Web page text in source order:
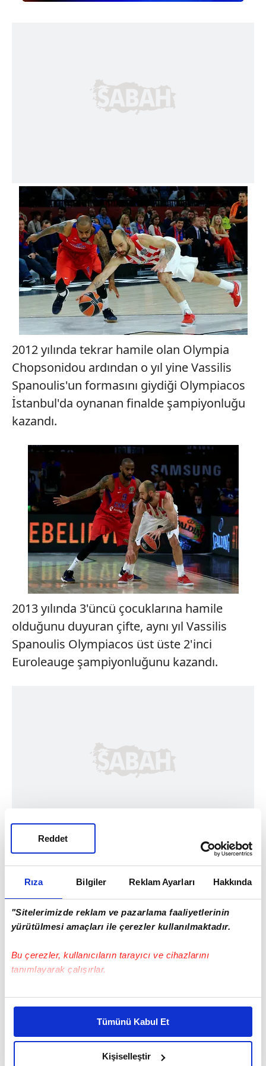
Rıza Bilgiler Reklam Ayarları Hakkında
"Sitelerimizde reklam ve pazarlama faaliyetlerinin
yürütülmesi amaçları ile çerezler kullanılmaktadır.
Bu çerezler, kullanıcıların tarayıcı ve cihazlarını
tanımlayarak çalışırlar.
Bu çerezlere izin vermeniz halinde sizlere özel
daha iyi reklam deneyimi yaşatabiliriz. Bunu yaparken
amacımızın size daha iyi bir reklam deneyimi sunmak
olduğunu ve sizlere en iyi içerikleri sunabilmek adına
Tümünü Kabul Et
Kişiselleştir
Reddet
2012 yılında tekrar hamile olan Olympia
Chopsonidou ardından o yıl yine Vassilis
Spanoulis'un formasını giydiği Olympiacos
İstanbul'da oynanan finalde şampiyonluğu
kazandı.
2013 yılında 3'üncü çocuklarına hamile
olduğunu duyuran çifte, aynı yıl Vassilis
Spanoulis Olympiacos üst üste 2'inci
Euroleauge şampiyonluğunu kazandı.
2015 yılında 4'üncü çocuklarını bekleyen
Olympia-Vassilis Spanoulis çifti o sene ise
Euroleauge şampiyonluğunu kazanamasa